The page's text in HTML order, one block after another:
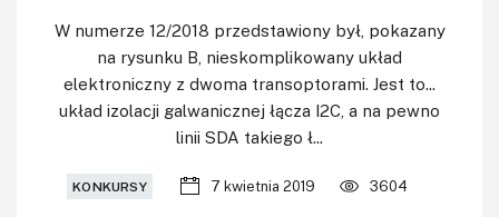
W numerze 12/2018 przedstawiony był, pokazany
na rysunku B, nieskomplikowany układ
elektroniczny z dwoma transoptorami. Jest to...
układ izolacji galwanicznej łącza I2C, a na pewno
linii SDA takiego ł...
KONKURSY 7 kwietnia 2019 3604